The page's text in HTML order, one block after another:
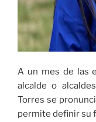
A un mes de las
alcalde o
Torres se
permite definir su